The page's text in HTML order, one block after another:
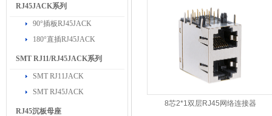
RJ45JACK系列
90°插板RJ45JACK
180°直插RJ45JACK
SMT RJ11/RJ45JACK系列
SMT RJ11JACK
SMT RJ45JACK
RJ45沉板母座
8芯2*1双层RJ45网络连接器